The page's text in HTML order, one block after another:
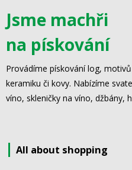
Jsme machři
na pískování
Provádíme pískování log,
keramiku či kovy. Nabízíme
víno, skleničky na víno, džbány,
All about shopping